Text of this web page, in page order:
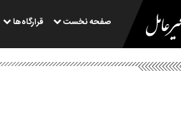
صفحه نخست قرارگاه‌ها